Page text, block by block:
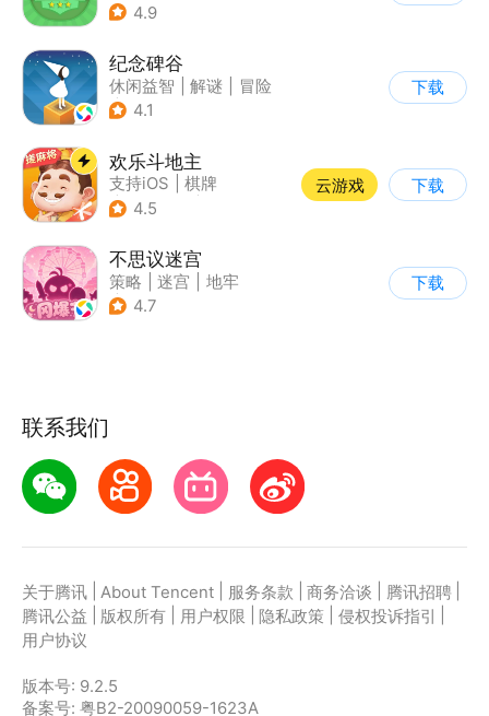
4.9
纪念碑谷
休闲益智 解谜
冒险
| 治愈
4.1
下载
欢乐斗地主
支持iOS
棋牌
| 即时战略
4.5
云游戏 下载
不思议迷宫
策略 迷宫
地牢
| 史莱姆
4.7
下载
联系我们
关于腾讯 About Tencent 服务条款 商务洽谈 腾讯招聘
腾讯公益
版权所有 用户权限 隐私政策 侵权投诉指引
用户协议
版本号: 9.2.5
备案号: 粤B2-20090059-1623A